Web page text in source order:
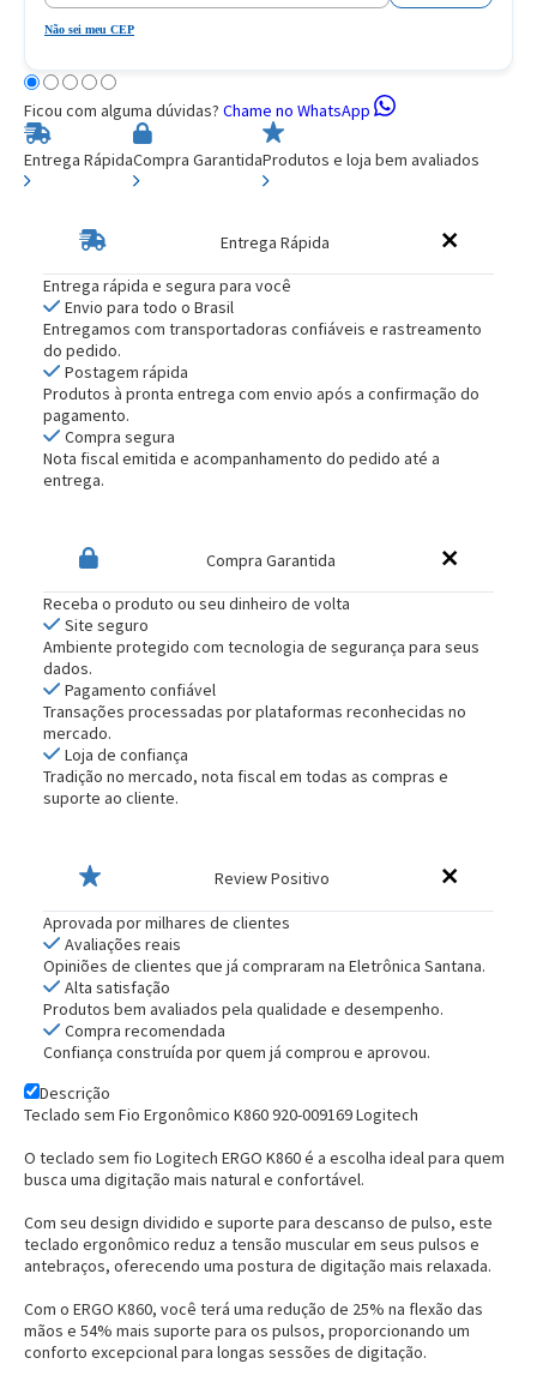
Não sei meu CEP
Ficou com alguma dúvidas? Chame no WhatsApp
Entrega RápidaCompra GarantidaProdutos e loja bem avaliados
Entrega Rápida
Entrega rápida e segura para você
Envio para todo o Brasil
Entregamos com transportadoras confiáveis e rastreamento
do pedido.
Postagem rápida
Produtos à pronta entrega com envio após a confirmação do
pagamento.
Compra segura
Nota fiscal emitida e acompanhamento do pedido até a
entrega.
Compra Garantida
Receba o produto ou seu dinheiro de volta
Site seguro
Ambiente protegido com tecnologia de segurança para seus
dados.
Pagamento confiável
Transações processadas por plataformas reconhecidas no
mercado.
Loja de confiança
Tradição no mercado, nota fiscal em todas as compras e
suporte ao cliente.
Review Positivo
Aprovada por milhares de clientes
Avaliações reais
Opiniões de clientes que já compraram na Eletrônica Santana.
Alta satisfação
Produtos bem avaliados pela qualidade e desempenho.
Compra recomendada
Confiança construída por quem já comprou e aprovou.
Descrição
Teclado sem Fio Ergonômico K860 920-009169 Logitech
O teclado sem fio Logitech ERGO K860 é a escolha ideal para quem
busca uma digitação mais natural e confortável.
Com seu design dividido e suporte para descanso de pulso, este
teclado ergonômico reduz a tensão muscular em seus pulsos e
antebraços, oferecendo uma postura de digitação mais relaxada.
Com o ERGO K860, você terá uma redução de 25% na flexão das
mãos e 54% mais suporte para os pulsos, proporcionando um
conforto excepcional para longas sessões de digitação.